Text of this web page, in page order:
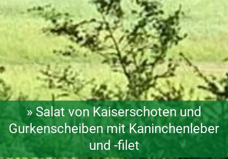
» Salat von Kaiserschoten und
Gurkenscheiben mit Kaninchenleber
und -filet